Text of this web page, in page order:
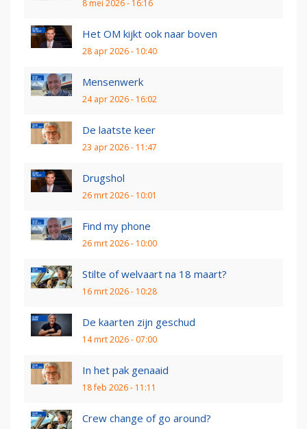
8 mei 2026 - 16:16
Het OM kijkt ook naar boven
28 apr 2026 - 10:40
Mensenwerk
24 apr 2026 - 16:02
De laatste keer
23 apr 2026 - 11:47
Drugshol
26 mrt 2026 - 10:01
Find my phone
26 mrt 2026 - 10:00
Stilte of welvaart na 18 maart?
16 mrt 2026 - 10:28
De kaarten zijn geschud
14 mrt 2026 - 07:00
In het pak genaaid
18 feb 2026 - 11:11
Crew change of go around?